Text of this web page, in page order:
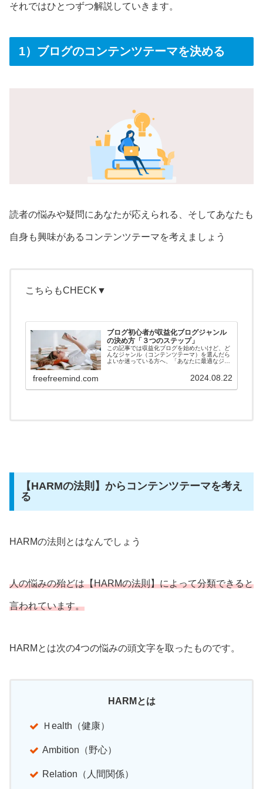
それではひとつずつ解説していきます。
1）ブログのコンテンツテーマを決める
読者の悩みや疑問にあなたが応えられる、そしてあなたも
自身も興味があるコンテンツテーマを考えましょう
こちらもCHECK▼
ブログ初心者が収益化ブログジャンル
の決め方「３つのステップ」
この記事では収益化ブログを始めたいけど、ど
んなジャンル（コンテンツテーマ）を選んだら
よいか迷っている方へ、「あなたに最適なジャ
freefreemind.com 2024.08.22
【HARMの法則】からコンテンツテーマを考え
る
HARMの法則とはなんでしょう
人の悩みの殆どは【HARMの法則】によって分類できると
言われています。
HARMとは次の4つの悩みの頭文字を取ったものです。
HARMとは
Ｈealth（健康）
Ambition（野心）
Relation（人間関係）